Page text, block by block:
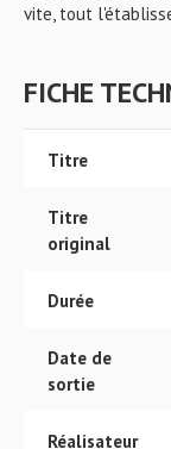
vite, tout
FICHE
Titre
Titre
original
Durée
Date de
sortie
Réalisateur